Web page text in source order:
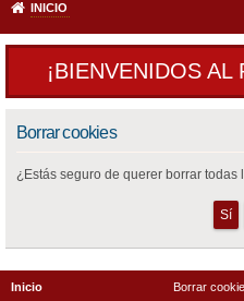
INICIO
¡BIENVENIDOS
Borrar cookies
¿Estás seguro de querer borrar todas
Inicio Borrar